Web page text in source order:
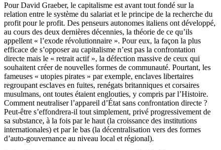
Pour David Graeber, le capitalisme est avant tout fondé sur la
relation entre le système du salariat et le principe de la recherche du
profit pour le profit. Des penseurs autonomes italiens ont développé,
au cours des deux dernières décennies, la théorie de ce qu’ils
appellent « l’exode révolutionnaire ». Pour eux, la façon la plus
efficace de s’opposer au capitalisme n’est pas la confrontation
directe mais le « retrait actif », la défection massive de ceux qui
souhaitent créer de nouvelles formes de communauté. Pourtant, les
fameuses « utopies pirates » par exemple, enclaves libertaires
regroupant esclaves en fuites, renégats britanniques et corsaires
musulmans, ont toutes étaient englouties, y compris par l’Histoire.
Comment neutraliser l’appareil d’État sans confrontation directe ?
Peut-être s’effondrera-il tout simplement, privé progressivement de
sa substance, à la fois par le haut (la croissance des institutions
internationales) et par le bas (la décentralisation vers des formes
d’auto-gouvernance au niveau local et régional).